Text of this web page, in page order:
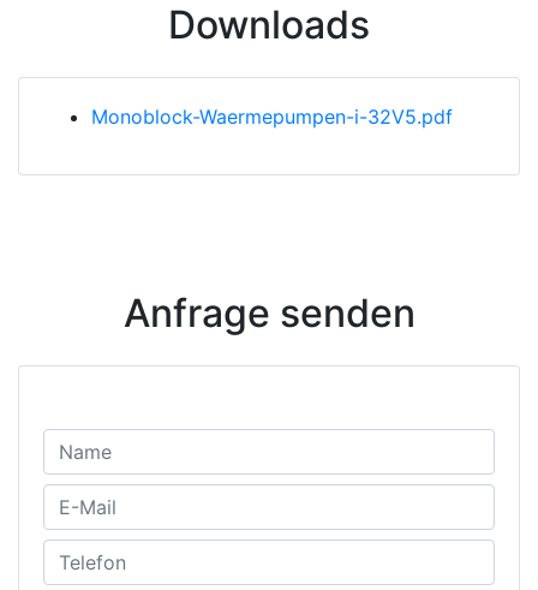
Downloads
Monoblock-Waermepumpen-i-32V5.pdf
Anfrage senden